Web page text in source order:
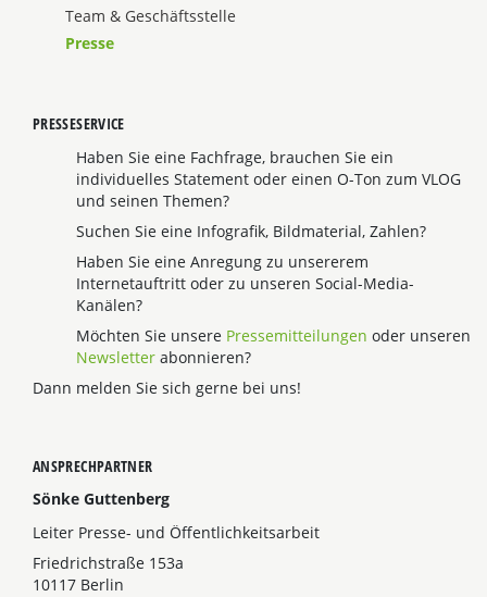
Team & Geschäftsstelle
Presse
PRESSESERVICE
Haben Sie eine Fachfrage, brauchen Sie ein
individuelles Statement oder einen O-Ton zum VLOG
und seinen Themen?
Suchen Sie eine Infografik, Bildmaterial, Zahlen?
Haben Sie eine Anregung zu unsererem
Internetauftritt oder zu unseren Social-Media-
Kanälen?
Möchten Sie unsere Pressemitteilungen oder unseren
Newsletter abonnieren?
Dann melden Sie sich gerne bei uns!
ANSPRECHPARTNER
Sönke Guttenberg
Leiter Presse- und Öffentlichkeitsarbeit
Friedrichstraße 153a
10117 Berlin